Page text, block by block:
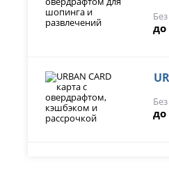
до
до